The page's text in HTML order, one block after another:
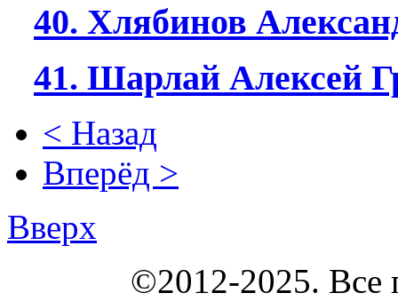
40. Хлябинов
41. Шарлай Алексей
< Назад
Вперёд >
Вверх
©2012-2025. Все